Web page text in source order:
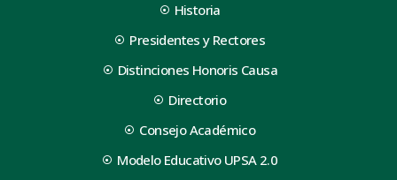
Historia
Presidentes y Rectores
Distinciones Honoris Causa
Directorio
Consejo Académico
Modelo Educativo UPSA 2.0